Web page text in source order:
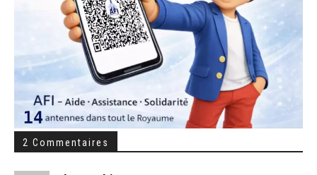
2 Commentaires